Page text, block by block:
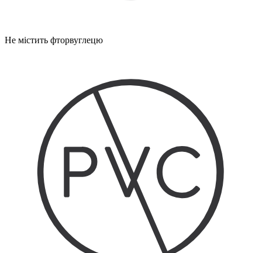
Не містить фторвуглецю